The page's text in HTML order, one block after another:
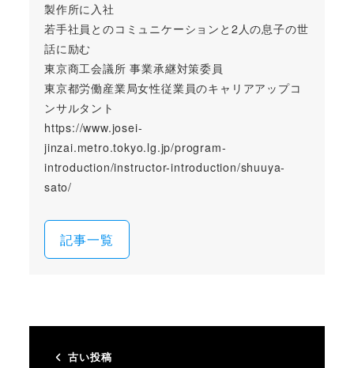
製作所に入社
若手社員とのコミュニケーションと2人の息子の世
話に励む
東京商工会議所 事業承継対策委員
東京都労働産業局女性従業員のキャリアアップコ
ンサルタント
https://www.josei-
jinzai.metro.tokyo.lg.jp/program-
introduction/instructor-introduction/shuuya-
sato/
記事一覧
古い投稿